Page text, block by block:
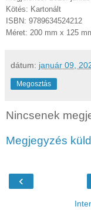
Kötés: Kartonált
ISBN: 9789634524212
Méret: 200 mm x 125
dátum: január 09,
Megosztás
Nincsenek
Megjegyzés
‹